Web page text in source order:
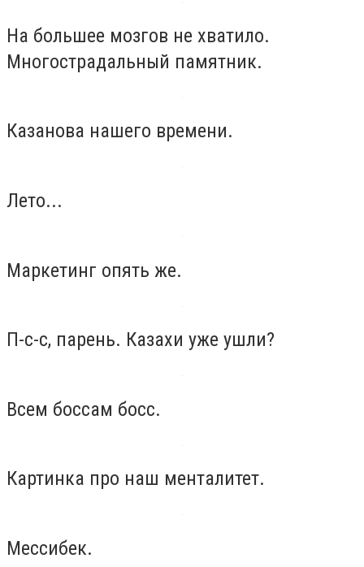
На большее мозгов не хватило.
Многострадальный памятник.
Казанова нашего времени.
Лето...
Маркетинг опять же.
П-с-с, парень. Казахи уже ушли?
Всем боссам босс.
Картинка про наш менталитет.
Мессибек.